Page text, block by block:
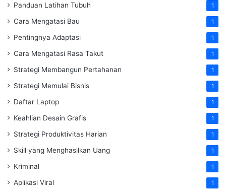
Panduan Latihan Tubuh 1
Cara Mengatasi Bau 1
Pentingnya Adaptasi 1
Cara Mengatasi Rasa Takut 1
Strategi Membangun Pertahanan 1
Strategi Memulai Bisnis 1
Daftar Laptop 1
Keahlian Desain Grafis 1
Strategi Produktivitas Harian 1
Skill yang Menghasilkan Uang 1
Kriminal 1
Aplikasi Viral 1